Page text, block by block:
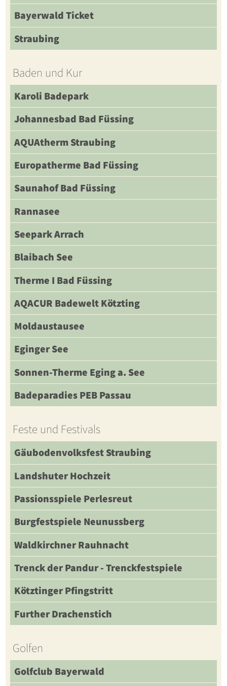
Bayerwald Ticket
Straubing
Baden und Kur
Karoli Badepark
Johannesbad Bad Füssing
AQUAtherm Straubing
Europatherme Bad Füssing
Saunahof Bad Füssing
Rannasee
Seepark Arrach
Blaibach See
Therme I Bad Füssing
AQACUR Badewelt Kötzting
Moldaustausee
Eginger See
Sonnen-Therme Eging a. See
Badeparadies PEB Passau
Feste und Festivals
Gäubodenvolksfest Straubing
Landshuter Hochzeit
Passionsspiele Perlesreut
Burgfestspiele Neunussberg
Waldkirchner Rauhnacht
Trenck der Pandur - Trenckfestspiele
Kötztinger Pfingstritt
Further Drachenstich
Golfen
Golfclub Bayerwald